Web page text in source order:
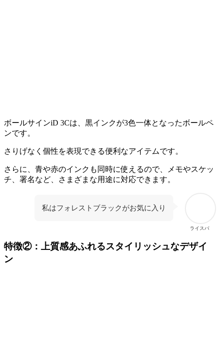
ボールサインiD 3Cは、黒インクが3色一体となったボールペ
ンです。
さりげなく個性を表現できる便利なアイテムです。
さらに、青や赤のインクも同時に使えるので、メモやスケッ
チ、署名など、さまざまな用途に対応できます。
ライスパ
私はフォレストブラックがお気に入り
特徴②： 上質感あふれるスタイリッシュなデザイ
ン